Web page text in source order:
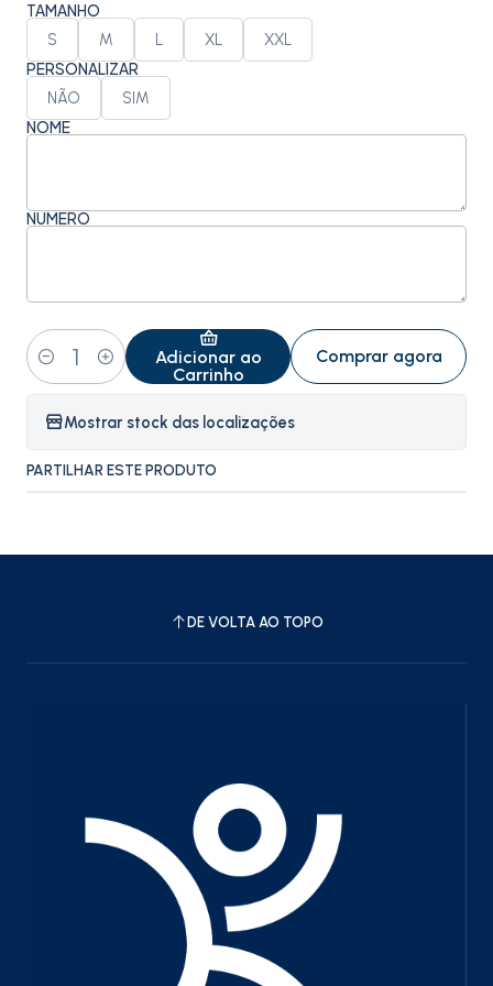
TAMANHO
S M L XL XXL
PERSONALIZAR
NÃO SIM
NOME
NÚMERO
Quantidade
Adicionar ao
Carrinho
Comprar agora
Mostrar stock das localizações
PARTILHAR ESTE PRODUTO
DE VOLTA AO TOPO